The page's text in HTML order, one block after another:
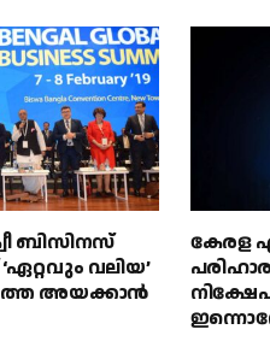
ബിസിനസ്
വലിയ’
അയക്കാൻ
കേരള